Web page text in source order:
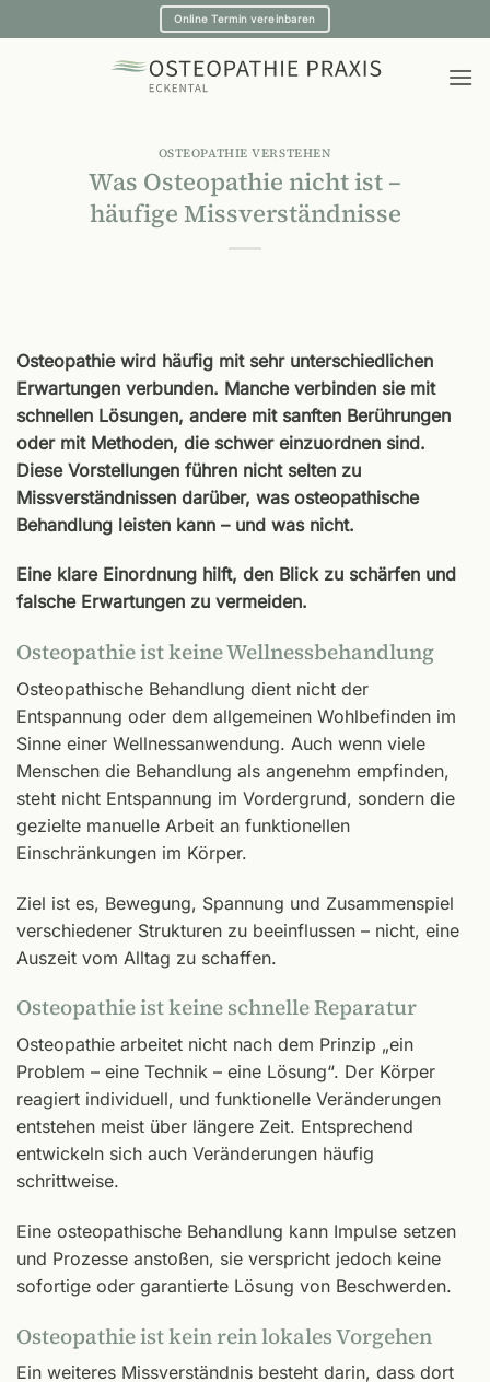
Inhalt
Online Termin vereinbaren
OSTEOPATHIE VERSTEHEN
Was Osteopathie nicht ist –
häufige Missverständnisse
Osteopathie wird häufig mit sehr unterschiedlichen
Erwartungen verbunden. Manche verbinden sie mit
schnellen Lösungen, andere mit sanften Berührungen
oder mit Methoden, die schwer einzuordnen sind.
Diese Vorstellungen führen nicht selten zu
Missverständnissen darüber, was osteopathische
Behandlung leisten kann – und was nicht.
Eine klare Einordnung hilft, den Blick zu schärfen und
falsche Erwartungen zu vermeiden.
Osteopathie ist keine Wellnessbehandlung
Osteopathische Behandlung dient nicht der
Entspannung oder dem allgemeinen Wohlbefinden im
Sinne einer Wellnessanwendung. Auch wenn viele
Menschen die Behandlung als angenehm empfinden,
steht nicht Entspannung im Vordergrund, sondern die
gezielte manuelle Arbeit an funktionellen
Einschränkungen im Körper.
Ziel ist es, Bewegung, Spannung und Zusammenspiel
verschiedener Strukturen zu beeinflussen – nicht, eine
Auszeit vom Alltag zu schaffen.
Osteopathie ist keine schnelle Reparatur
Osteopathie arbeitet nicht nach dem Prinzip „ein
Problem – eine Technik – eine Lösung“. Der Körper
reagiert individuell, und funktionelle Veränderungen
entstehen meist über längere Zeit. Entsprechend
entwickeln sich auch Veränderungen häufig
schrittweise.
Eine osteopathische Behandlung kann Impulse setzen
und Prozesse anstoßen, sie verspricht jedoch keine
sofortige oder garantierte Lösung von Beschwerden.
Osteopathie ist kein rein lokales Vorgehen
Ein weiteres Missverständnis besteht darin, dass dort